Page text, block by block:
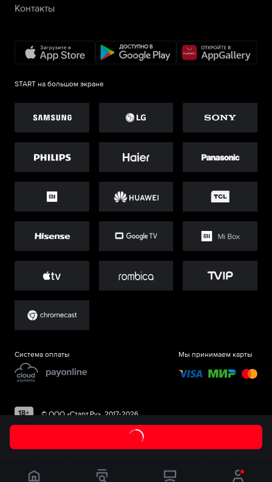
Контакты
START на большом экране
Система оплаты Мы принимаем карты
©ООО «Старт.Ру», 2017-2026